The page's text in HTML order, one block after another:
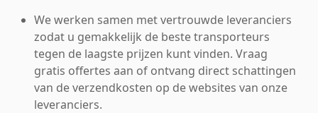
We werken samen met vertrouwde leveranciers
zodat u gemakkelijk de beste transporteurs
tegen de laagste prijzen kunt vinden. Vraag
gratis offertes aan of ontvang direct schattingen
van de verzendkosten op de websites van onze
leveranciers.